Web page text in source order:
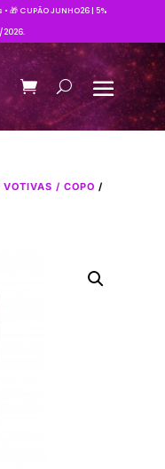
CUPÃO JUNHO26 | 5%
2026.
/ COPO /